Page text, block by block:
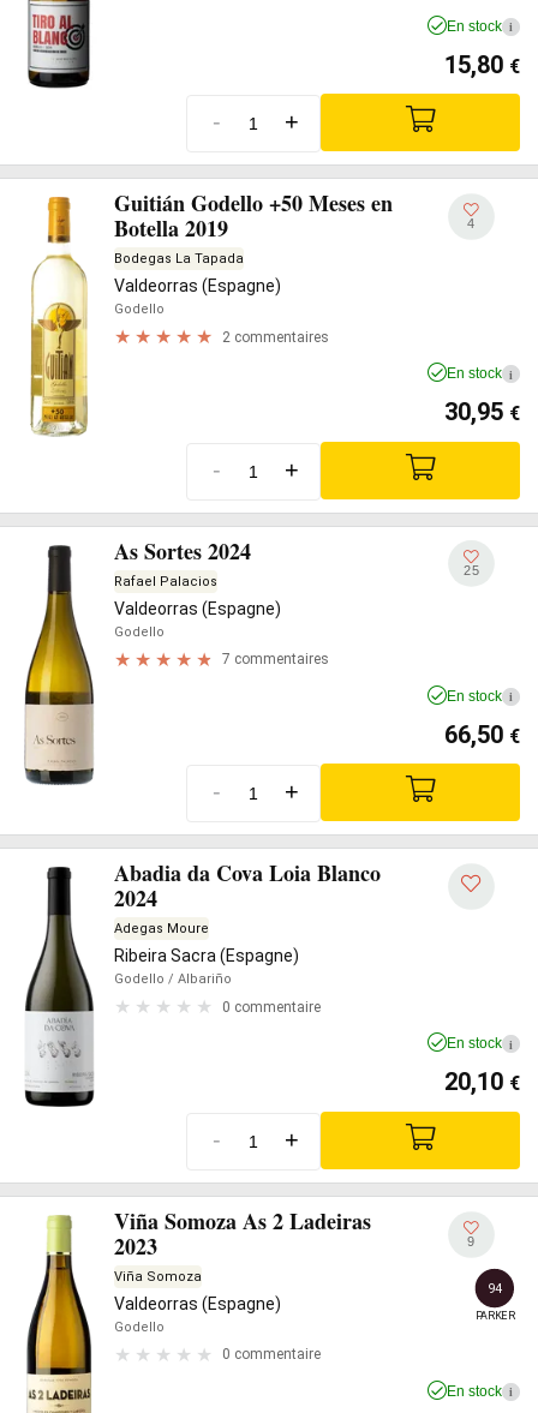
En stock i
15,80 €
- +
Guitián Godello +50 Meses en
Botella 2019
Bodegas La Tapada
Valdeorras (Espagne)
Godello
2 commentaires
4
En stock i
30,95 €
- +
As Sortes 2024
Rafael Palacios
Valdeorras (Espagne)
Godello
7 commentaires
25
En stock i
66,50 €
- +
Abadia da Cova Loia Blanco
2024
Adegas Moure
Ribeira Sacra (Espagne)
Godello / Albariño
0 commentaire
En stock i
20,10 €
- +
Viña Somoza As 2 Ladeiras
2023
Viña Somoza
Valdeorras (Espagne)
Godello
0 commentaire
9
94
PARKER
En stock i